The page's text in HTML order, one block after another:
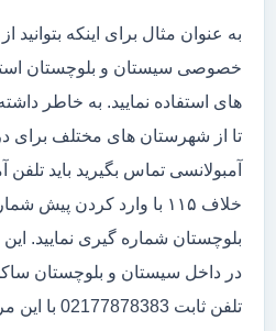
به عنوان مثال برای اینکه بتوانید
خصوصی سیستان و بلوچستان
های استفاده نمایید. به خاطر
تا از شهرستان های مختلف برای
آمبولانسی تماس بگیرید باید
خلاف ۱۱۵ با وارد کردن
بلوچستان شماره گیری نمایید.
در داخل سیستان و بلوچستان
تلفن ثابت